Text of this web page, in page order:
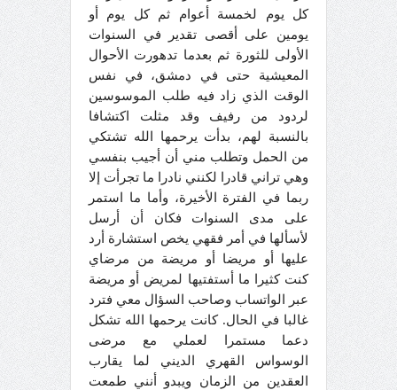
كل يوم لخمسة أعوام ثم كل يوم أو
يومين على أقصى تقدير في السنوات
الأولى للثورة ثم بعدما تدهورت الأحوال
المعيشية حتى في دمشق، في نفس
الوقت الذي زاد فيه طلب الموسوسين
لردود من رفيف وقد مثلت اكتشافا
بالنسبة لهم، بدأت يرحمها الله تشتكي
من الحمل وتطلب مني أن أجيب بنفسي
وهي تراني قادرا لكنني نادرا ما تجرأت إلا
ربما في الفترة الأخيرة، وأما ما استمر
على مدى السنوات فكان أن أرسل
لأسألها في أمر فقهي يخص استشارة أرد
عليها أو مريضا أو مريضة من مرضاي
كنت كثيرا ما أستفتيها لمريض أو مريضة
عبر الواتساب وصاحب السؤال معي فترد
غالبا في الحال. كانت يرحمها الله تشكل
دعما مستمرا لعملي مع مرضى
الوسواس القهري الديني لما يقارب
العقدين من الزمان ويبدو أنني طمعت